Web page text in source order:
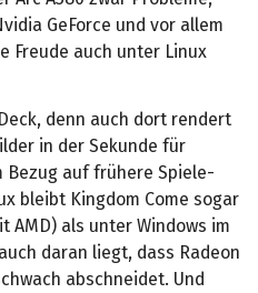
GeForce und vor allem
Freude auch unter Linux
denn auch dort rendert
in der Sekunde für
Bezug auf frühere Spiele-
bleibt Kingdom Come sogar
AMD) als unter Windows im
daran liegt, dass Radeon
abschneidet. Und